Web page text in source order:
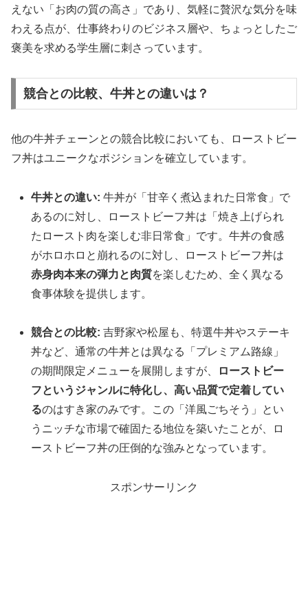
えない「お肉の質の高さ」であり、気軽に贅沢な気分を味
わえる点が、仕事終わりのビジネス層や、ちょっとしたご
褒美を求める学生層に刺さっています。
競合との比較、牛丼との違いは？
他の牛丼チェーンとの競合比較においても、ローストビー
フ丼はユニークなポジションを確立しています。
牛丼との違い: 牛丼が「甘辛く煮込まれた日常食」で
あるのに対し、ローストビーフ丼は「焼き上げられ
たロースト肉を楽しむ非日常食」です。牛丼の食感
がホロホロと崩れるのに対し、ローストビーフ丼は
赤身肉本来の弾力と肉質を楽しむため、全く異なる
食事体験を提供します。
競合との比較: 吉野家や松屋も、特選牛丼やステーキ
丼など、通常の牛丼とは異なる「プレミアム路線」
の期間限定メニューを展開しますが、
ローストビー
フというジャンルに特化し、高い品質で定着してい
るのはすき家のみです。この「洋風ごちそう」とい
うニッチな市場で確固たる地位を築いたことが、ロ
ーストビーフ丼の圧倒的な強みとなっています。
スポンサーリンク